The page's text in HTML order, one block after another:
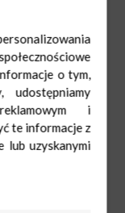
o tym,
i
te informacje z
lub uzyskanymi